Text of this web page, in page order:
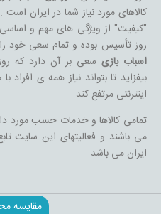
کالاهای مورد نیاز شما در ایران
"کیفیت" از ویژگی های مهم و
روز تأسیس بوده و تمام سعی خود را
اسباب بازیسعی بر آن دارد که
بیفزاید تا بتواند نیاز همه ی
اینترنتی مرتفع کند.
تمامی کالاها و خدمات حسب مورد
می باشند و فعالیتهای این سایت
ایران می باشد.
مقایسه